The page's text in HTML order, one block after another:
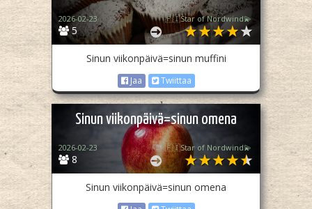
5
2026-02-23 🇫🇮Star of Nordwind💫
Sinun viikonpäivä=sinun muffini
Jaa Twiittaa
Sinun viikonpäivä=sinun omena
8
2026-02-23 🇫🇮Star of Nordwind💫
Sinun viikonpäivä=sinun omena